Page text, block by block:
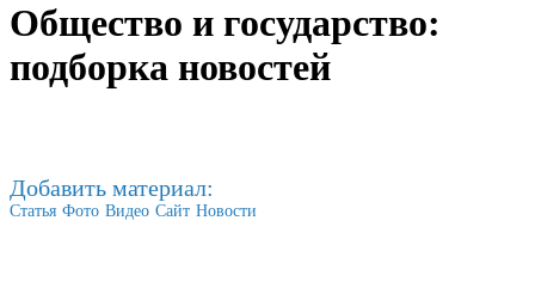
Общество и государство:
подборка новостей
Добавить материал:
Статья Фото Видео Сайт Новости